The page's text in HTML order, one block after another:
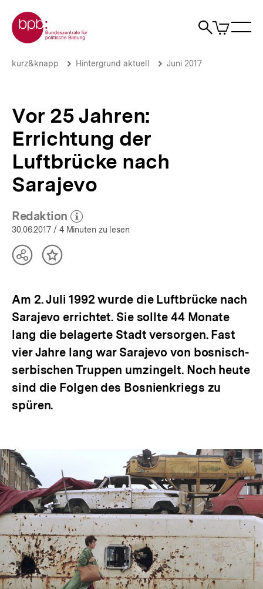
zum
Seiteninhalt
springen
Zur Startseite der bpb
Suche
Artikel
im
Vor
der
Luftbrücke
nach
Sarajevo
Hintergrund
aktuell
Brotkrümelnavigation
Pfadnavigation
kurz&knapp Hintergrund aktuell Juni 2017
Vor 25 Jahren:
Errichtung der
Luftbrücke nach
Sarajevo
Redaktion
(Mehr zum Autor)
öffnen
30.06.2017 / 4 Minuten zu lesen
TeilenInhalt
Am 2. Juli 1992 wurde die Luftbrücke nach
Sarajevo errichtet. Sie sollte 44 Monate
lang die belagerte Stadt versorgen. Fast
vier Jahre lang war Sarajevo von bosnisch-
serbischen Truppen umzingelt. Noch heute
sind die Folgen des Bosnienkriegs zu
spüren.